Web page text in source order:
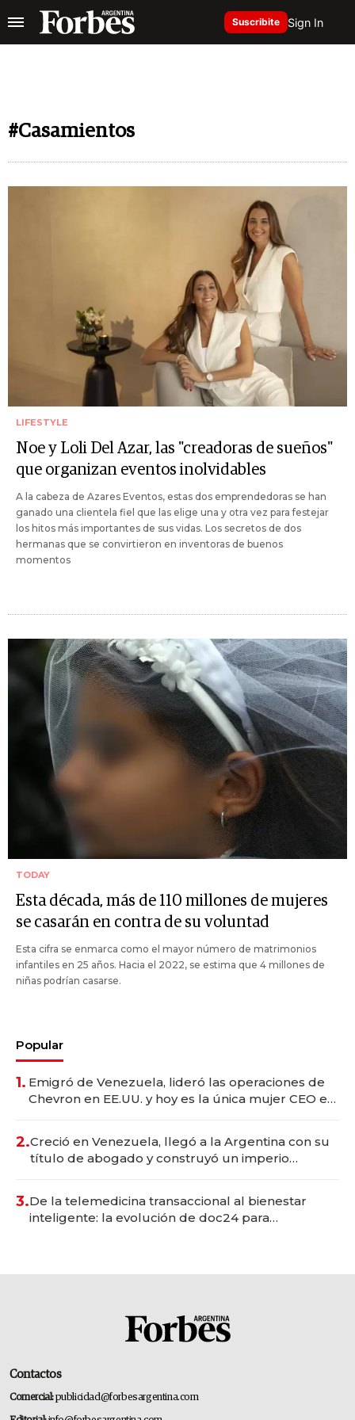
Suscribite Sign In
#Casamientos
LIFESTYLE
Noe y Loli Del Azar, las "creadoras de sueños"
que organizan eventos inolvidables
A la cabeza de Azares Eventos, estas dos emprendedoras se han
ganado una clientela fiel que las elige una y otra vez para festejar
los hitos más importantes de sus vidas. Los secretos de dos
hermanas que se convirtieron en inventoras de buenos
momentos
TODAY
Esta década, más de 110 millones de mujeres
se casarán en contra de su voluntad
Esta cifra se enmarca como el mayor número de matrimonios
infantiles en 25 años. Hacia el 2022, se estima que 4 millones de
niñas podrían casarse.
Popular
1. Emigró de Venezuela, lideró las operaciones de
Chevron en EE.UU. y hoy es la única mujer CEO en
2.Creció en Venezuela, llegó a la Argentina con su
título de abogado y construyó un imperio
3.De la telemedicina transaccional al bienestar
inteligente: la evolución de doc24 para
Contactos
Comercial:publicidad@forbesargentina.com